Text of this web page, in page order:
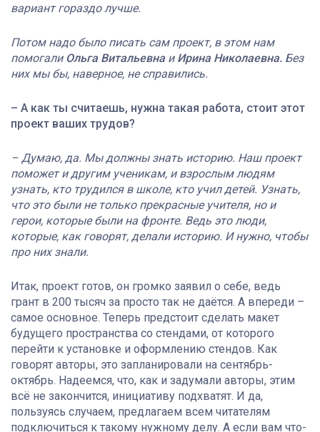
вариант гораздо лучше.
Потом надо было писать сам проект, в этом нам
помогали Ольга Витальевна иИрина Николаевна. Без
них мы бы, наверное, не справились.
– А как ты считаешь, нужна такая работа, стоит этот
проект ваших трудов?
– Думаю, да. Мы должны знать историю. Наш проект
поможет и другим ученикам, и взрослым людям
узнать, кто трудился в школе, кто учил детей. Узнать,
что это были не только прекрасные учителя, но и
герои, которые были на фронте. Ведь это люди,
которые, как говорят, делали историю. И нужно, чтобы
про них знали.
Итак, проект готов, он громко заявил о себе, ведь
грант в 200 тысяч за просто так не даётся. А впереди –
самое основное. Теперь предстоит сделать макет
будущего пространства со стендами, от которого
перейти к установке и оформлению стендов. Как
говорят авторы, это запланировали на сентябрь-
октябрь. Надеемся, что, как и задумали авторы, этим
всё не закончится, инициативу подхватят. И да,
пользуясь случаем, предлагаем всем читателям
подключиться к такому нужному делу. А если вам что-